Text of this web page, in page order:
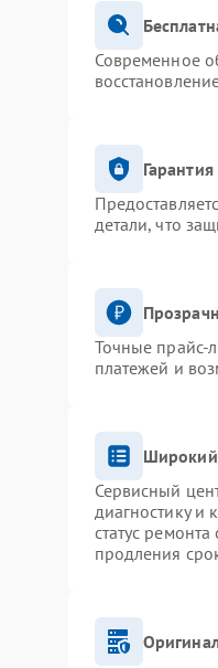
Современное
детали, что
Точные прайс-
платежей и
Широкий
Сервисный
диагностику и
статус
продления